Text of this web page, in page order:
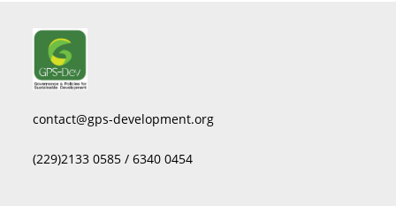
contact@gps-development.org
(229)2133 0585 / 6340 0454